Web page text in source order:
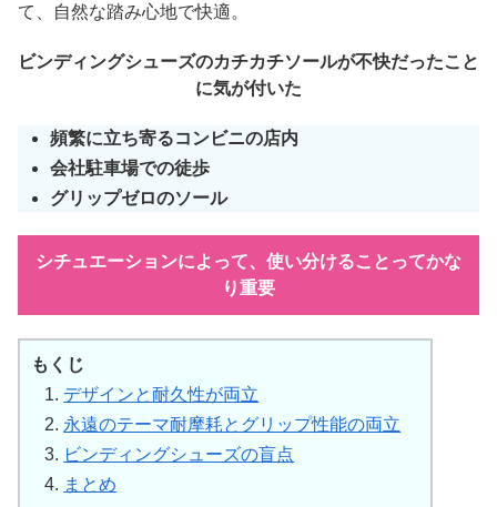
て、自然な踏み心地で快適。
ビンディングシューズのカチカチソールが不快だったこと
に気が付いた
頻繁に立ち寄るコンビニの店内
会社駐車場での徒歩
グリップゼロのソール
シチュエーションによって、使い分けることってかな
り重要
もくじ
デザインと耐久性が両立
永遠のテーマ耐摩耗とグリップ性能の両立
ビンディングシューズの盲点
まとめ